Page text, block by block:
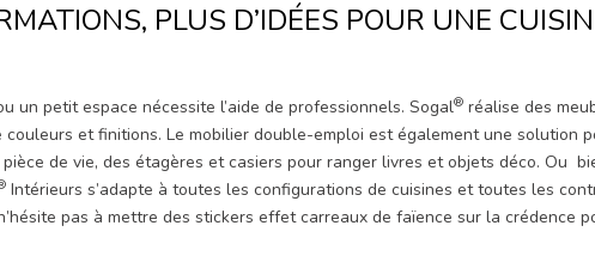
PLUS D’IDÉES POUR UNE
un petit espace nécessite l’aide de professionnels. Sogal® réalise des
et finitions. Le mobilier double-emploi est également une solution
de vie, des étagères et casiers pour ranger livres et objets déco. Ou
Intérieurs s’adapte à toutes les configurations de cuisines et toutes les
pas à mettre des stickers effet carreaux de faïence sur la crédence